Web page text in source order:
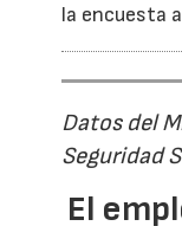
la encuesta
Datos del
Seguridad
El